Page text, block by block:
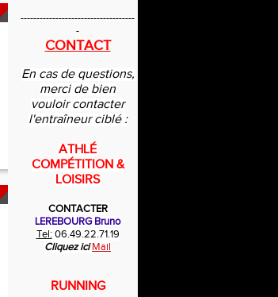
------------------------------------
-
CONTACT
En cas de questions,
merci de bien
vouloir contacter
l'entraîneur ciblé :
ATHLÉ
COMPÉTITION &
LOISIRS
CONTACTER
LEREBOURG Bruno
Tel: 06.49.22.71.19
Cliquez ici Mail
RUNNING